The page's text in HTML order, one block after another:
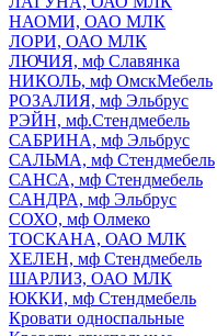
НАОМИ, ОАО МЛК
ЛОРИ, ОАО МЛК
ЛЮЧИЯ, мф Славянка
НИКОЛЬ, мф ОмскМебель
РОЗАЛИЯ, мф Эльбрус
РЭЙН, мф.Стендмебель
САБРИНА, мф Эльбрус
САЛЬМА, мф Стендмебель
САНСА, мф Стендмебель
САНДРА, мф Эльбрус
СОХО, мф Олмеко
ТОСКАНА, ОАО МЛК
ХЕЛЕН, мф Стендмебель
ШАРЛИЗ, ОАО МЛК
ЮККИ, мф Стендмебель
Кровати односпальные